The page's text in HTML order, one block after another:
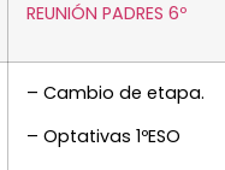
REUNIÓN PADRES 6º
– Cambio de etapa.
– Optativas 1ºESO